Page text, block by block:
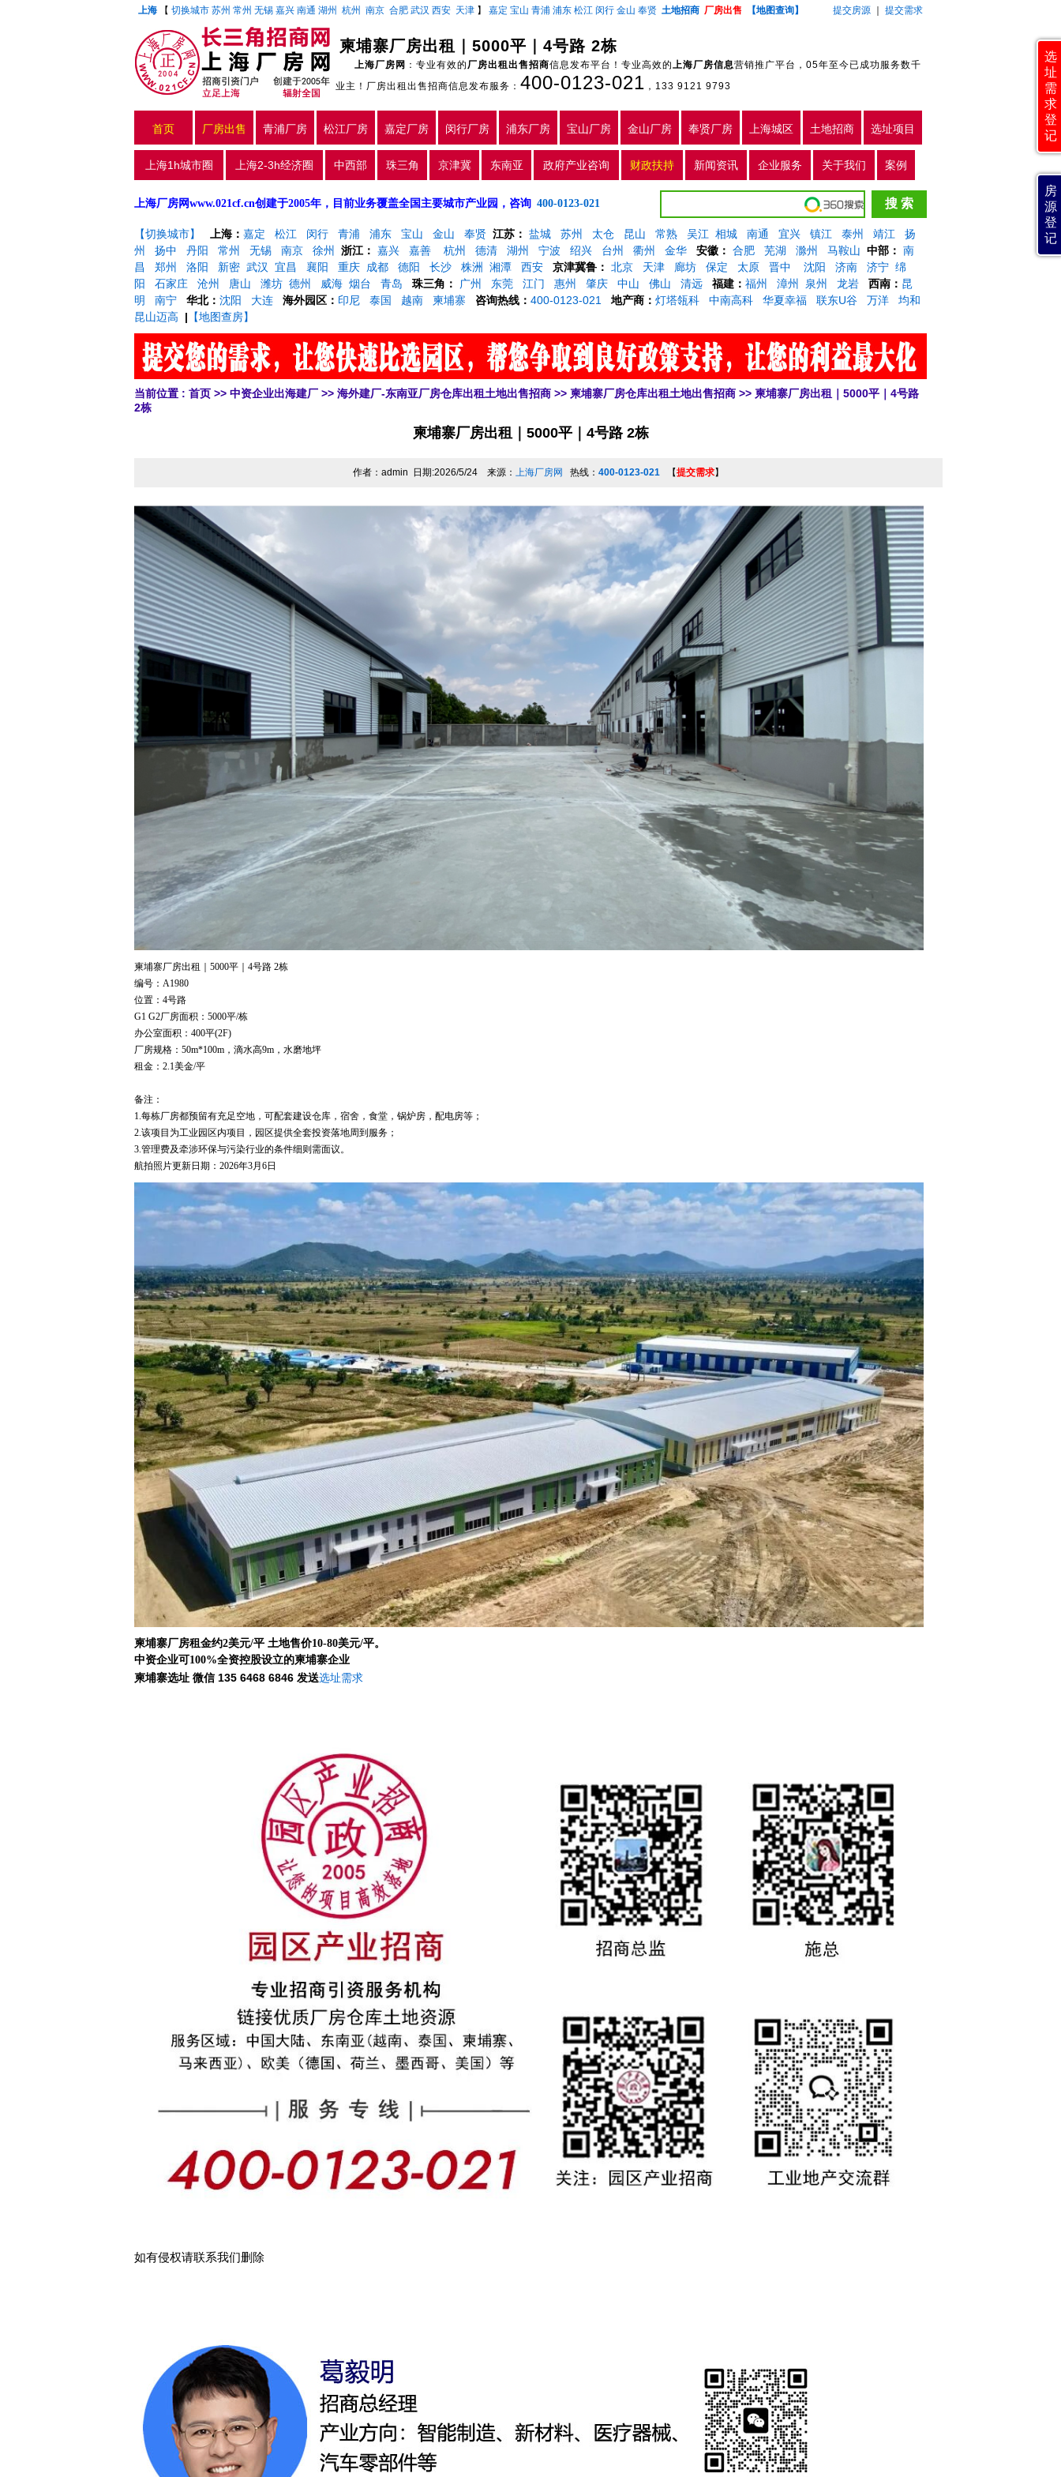
上海 【 切换城市 苏州 常州 无锡 嘉兴 南通 湖州 杭州 南京 合肥 武汉 西安 天津 】 嘉定 宝山 青浦 浦东 松江 闵行 金山 奉贤 土地招商 厂房出售 【地图查询】 提交房源 提交需求
柬埔寨厂房出租｜5000平｜4号路 2栋
上海厂房网 ：专业有效的厂房出租出售招商信息发布平台！专业高效的上海厂房信息营销推广平台，05年至今已成功服务数千
业主！厂房出租出售招商信息发布服务： 400-0123-021 ，133 9121 9793
首页 厂房出售 青浦厂房 松江厂房 嘉定厂房 闵行厂房 浦东厂房 宝山厂房 金山厂房 奉贤厂房 上海城区 土地招商 选址项目
上海1h城市圈 上海2-3h经济圈 中西部 珠三角 京津冀 东南亚 政府产业咨询 财政扶持 新闻资讯 企业服务 关于我们 案例
上海厂房网www.021cf.cn创建于2005年，目前业务覆盖全国主要城市产业园，咨询 400-0123-021
【切换城市】 上海： 嘉定 松江 闵行 青浦 浦东 宝山 金山 奉贤 江苏： 盐城 苏州 太仓 昆山 常熟 吴江 相城 南通 宜兴 镇江 泰州 靖江
扬
州
扬中 丹阳 常州 无锡 南京 徐州 浙江： 嘉兴 嘉善 杭州 德清 湖州 宁波 绍兴 台州 衢州 金华 安徽： 合肥 芜湖 滁州 马鞍山 中部： 南
昌
郑州 洛阳 新密 武汉 宜昌 襄阳 重庆 成都 德阳 长沙 株洲 湘潭 西安 京津冀鲁： 北京 天津 廊坊 保定 太原 晋中 沈阳 济南 济宁 绵
阳
石家庄 沧州 唐山 潍坊 德州 威海 烟台 青岛 珠三角： 广州 东莞 江门 惠州 肇庆 中山 佛山 清远 福建： 福州 漳州 泉州 龙岩 西南： 昆
明
南宁 华北： 沈阳 大连 海外园区： 印尼 泰国 越南 柬埔寨 咨询热线： 400-0123-021 地产商： 灯塔瓴科 中南高科 华夏幸福 联东U谷 万洋
均和
昆山迈高
| 【地图查房】
当前位置 : 首页 >> 中资企业出海建厂 >> 海外建厂-东南亚厂房仓库出租土地出售招商 >> 柬埔寨厂房仓库出租土地出售招商 >> 柬埔寨厂房出租｜5000平｜4号路
2栋
柬埔寨厂房出租｜5000平｜4号路 2栋
作者：admin 日期:2026/5/24 来源： 上海厂房网 热线： 400-0123-021 【提交需求】
柬埔寨厂房出租｜5000平｜4号路 2栋
编号：A1980
位置：4号路
G1 G2厂房面积：5000平/栋
办公室面积：400平(2F)
厂房规格：50m*100m，滴水高9m，水磨地坪
租金：2.1美金/平
备注：
1.每栋厂房都预留有充足空地，可配套建设仓库，宿舍，食堂，锅炉房，配电房等；
2.该项目为工业园区内项目，园区提供全套投资落地周到服务；
3.管理费及牵涉环保与污染行业的条件细则需面议。
航拍照片更新日期：2026年3月6日
柬埔寨厂房租金约2美元/平 土地售价10-80美元/平。
中资企业可100%全资控股设立的柬埔寨企业
柬埔寨选址 微信 135 6468 6846 发送选址需求
如有侵权请联系我们删除
选
址
需
求
登
记
房
源
登
记